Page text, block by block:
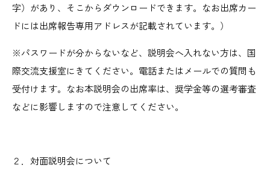
字）があり、そこからダウンロードできます。なお出席カー
ドには出席報告専用アドレスが記載されています。）
※パスワードが分からないなど、説明会へ入れない方は、国
際交流支援室にきてください。電話またはメールでの質問も
受付けます。なお本説明会の出席率は、奨学金等の選考審査
などに影響しますので注意してください。
２．対面説明会について